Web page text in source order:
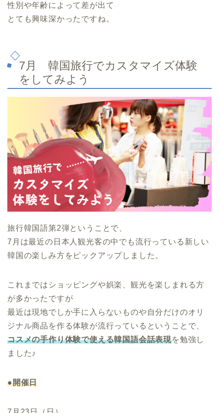
性別や年齢によって差が出て
とても興味深かったですね。
7月 韓国旅行でカスタマイズ体験
をしてみよう
旅行韓国語第2弾ということで、
7月は最近の日本人観光客の中でも流行っている新しい
韓国の楽しみ方をピックアップしました。
これまではショッピングや娯楽、観光を楽しまれる方
が多かったですが
最近は現地でしか手に入らないものや自分だけのオリ
ジナル商品を作る体験が流行っているということで、
コスメの手作り体験で使える韓国語会話表現を勉強し
ました♪
●開催日